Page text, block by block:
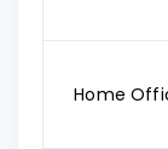
Home